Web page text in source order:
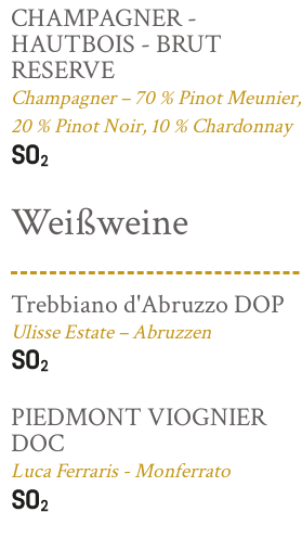
CHAMPAGNER -
HAUTBOIS - BRUT
RESERVE
Champagner – 70 % Pinot Meunier,
20 % Pinot Noir, 10 % Chardonnay
Weißweine
Trebbiano d'Abruzzo DOP
Ulisse Estate – Abruzzen
PIEDMONT VIOGNIER
DOC
Luca Ferraris - Monferrato